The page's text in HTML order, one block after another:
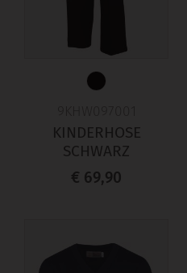
KINDERHOSE
SCHWARZ
€ 69,90